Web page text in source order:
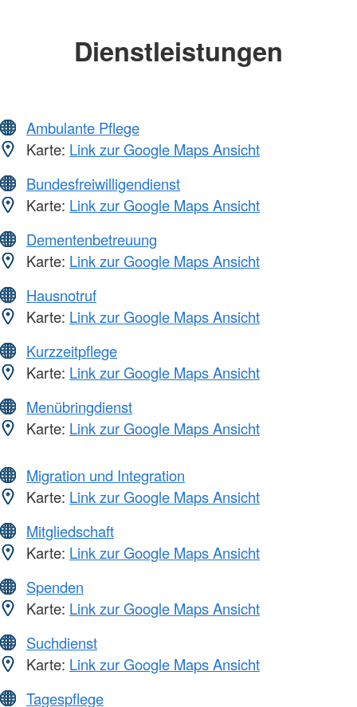
Dienstleistungen
Ambulante Pflege
Karte: Link zur Google Maps Ansicht
Bundesfreiwilligendienst
Karte: Link zur Google Maps Ansicht
Dementenbetreuung
Karte: Link zur Google Maps Ansicht
Hausnotruf
Karte: Link zur Google Maps Ansicht
Kurzzeitpflege
Karte: Link zur Google Maps Ansicht
Menübringdienst
Karte: Link zur Google Maps Ansicht
Migration und Integration
Karte: Link zur Google Maps Ansicht
Mitgliedschaft
Karte: Link zur Google Maps Ansicht
Spenden
Karte: Link zur Google Maps Ansicht
Suchdienst
Karte: Link zur Google Maps Ansicht
Tagespflege